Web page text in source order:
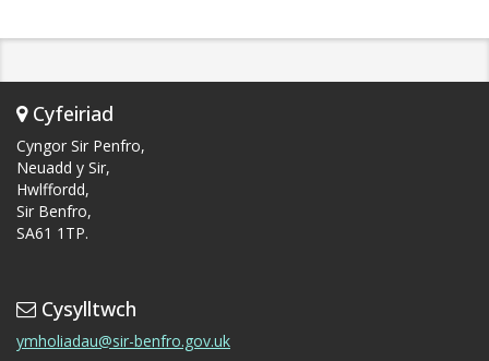
Cyfeiriad
Cyngor Sir Penfro,
Neuadd y Sir,
Hwlffordd,
Sir Benfro,
SA61 1TP.
Cysylltwch
ymholiadau@sir-benfro.gov.uk